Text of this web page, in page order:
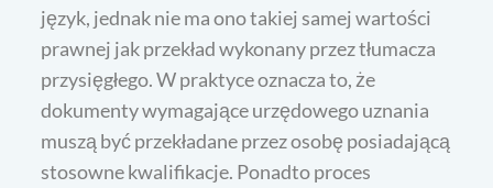
język, jednak nie ma ono takiej samej wartości
prawnej jak przekład wykonany przez tłumacza
przysięgłego. W praktyce oznacza to, że
dokumenty wymagające urzędowego uznania
muszą być przekładane przez osobę posiadającą
stosowne kwalifikacje. Ponadto proces